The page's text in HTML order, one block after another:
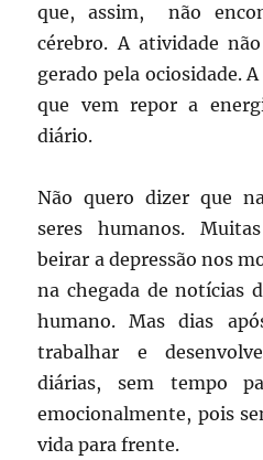
que, assim, não
cérebro. A atividade
gerado pela ociosidade.
que vem repor a
diário.
Não quero dizer que
seres humanos.
beirar a depressão nos
na chegada de notícias
humano. Mas dias
trabalhar e
diárias, sem tempo
emocionalmente, pois
vida para frente.